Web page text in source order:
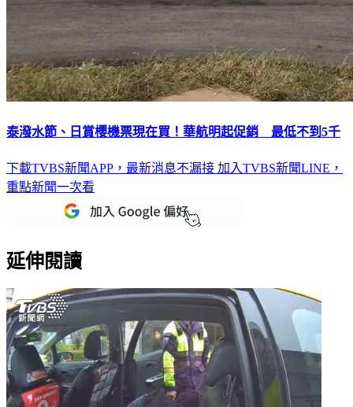
泰潑水節、日賞櫻機票現在買！華航明起促銷 最低不到5千
下載TVBS新聞APP，最新消息不漏接 加入TVBS新聞LINE，
重點新聞一次看
延伸閱讀